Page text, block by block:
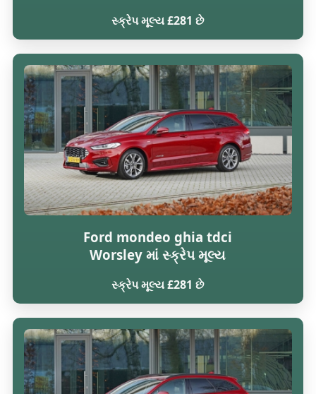
સ્ક્રેપ મૂલ્ય £281 છે
Ford mondeo ghia tdci
Worsley માં સ્ક્રેપ મૂલ્ય
સ્ક્રેપ મૂલ્ય £281 છે